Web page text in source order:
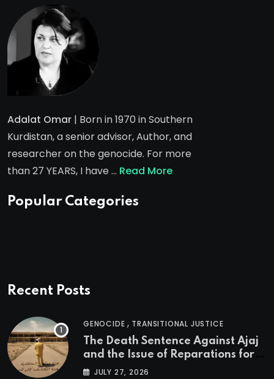
Adalat Omar | Born in 1970 in Southern
Kurdistan, a senior advisor, Author, and
researcher on the genocide. For more
than 27 YEARS, I have … Read More
Popular Categories
Recent Posts
GENOCIDE , TRANSITIONAL JUSTICE
The Death Sentence Against Ajaj
and the Issue of Reparations for
the Victims of the Kurdish
JULY 27, 2026